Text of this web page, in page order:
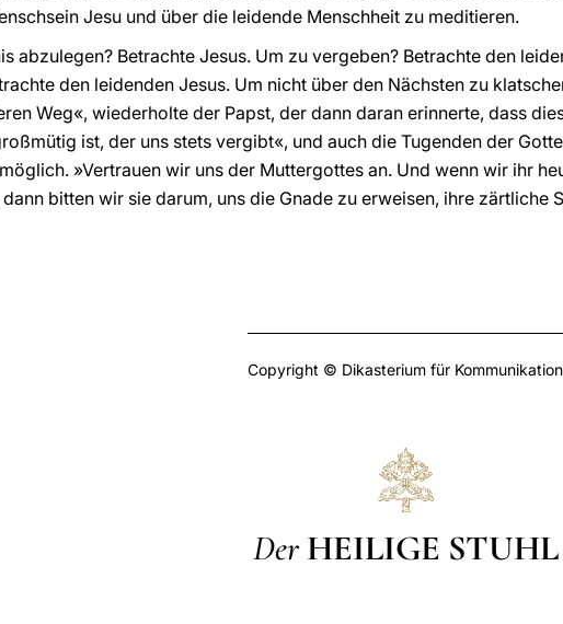
Jesu und über die leidende Menschheit zu meditieren.
abzulegen? Betrachte Jesus. Um zu vergeben? Betrachte den
den leidenden Jesus. Um nicht über den Nächsten zu
Weg«, wiederholte der Papst, der dann daran erinnerte, dass
ist, der uns stets vergibt«, und auch die Tugenden der
»Vertrauen wir uns der Muttergottes an. Und wenn wir ihr
bitten wir sie darum, uns die Gnade zu erweisen, ihre zärtliche
Copyright © Dikasterium für Kommunikation
Der HEILIGE STUHL